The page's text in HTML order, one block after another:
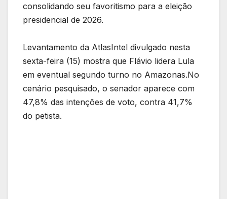
consolidando seu favoritismo para a eleição
presidencial de 2026.
Levantamento da AtlasIntel divulgado nesta
sexta-feira (15) mostra que Flávio lidera Lula
em eventual segundo turno no Amazonas.No
cenário pesquisado, o senador aparece com
47,8% das intenções de voto, contra 41,7%
do petista.